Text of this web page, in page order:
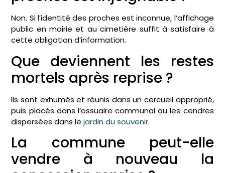
Non. Si l’identité des proches est inconnue, l’affichage
public en mairie et au cimetière suffit à satisfaire à
cette obligation d’information.
Que deviennent les restes
mortels après reprise ?
Ils sont exhumés et réunis dans un cercueil approprié,
puis placés dans l’ossuaire communal ou les cendres
dispersées dans lejardin du souvenir.
La commune peut-elle
vendre à nouveau la